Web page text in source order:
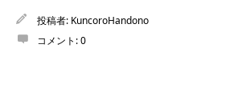
投稿者: KuncoroHandono
コメント:0